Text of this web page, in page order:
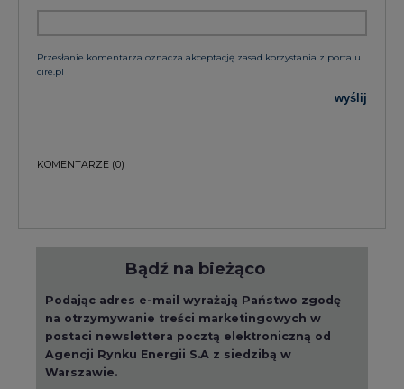
postaci newslettera pocztą elektroniczną od
Agencji Rynku Energii S.A z siedzibą w
przez nas Państwa danych osobowych, w tym
informacje o przysługujących Państwu
prawach, znajduje się w polityce prywatności.
Raporty branżowe